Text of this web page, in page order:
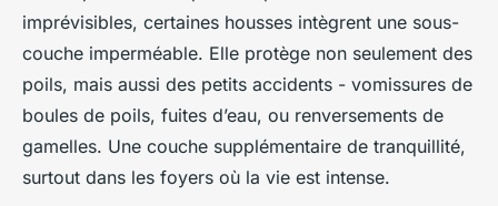
imprévisibles, certaines housses intègrent une sous-
couche imperméable. Elle protège non seulement des
poils, mais aussi des petits accidents - vomissures de
boules de poils, fuites d’eau, ou renversements de
gamelles. Une couche supplémentaire de tranquillité,
surtout dans les foyers où la vie est intense.